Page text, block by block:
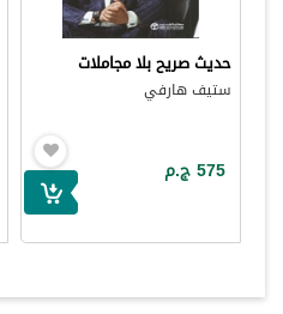
حديث صريح بلا مجاملات
ستيف هارفي
575 ج.م